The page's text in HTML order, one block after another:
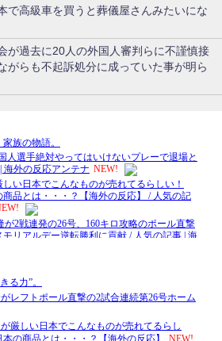
で高級車を買うと葬儀屋さんみたいにな
が過去に20人の外国人審判らに不謹慎接
がらも不起訴処分に成っていた事が明ら